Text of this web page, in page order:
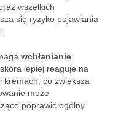
wszelkich
się ryzyko pojawiania
wchłanianie
lepiej reaguje na
kremach, co zwiększa
może
poprawić ogólny